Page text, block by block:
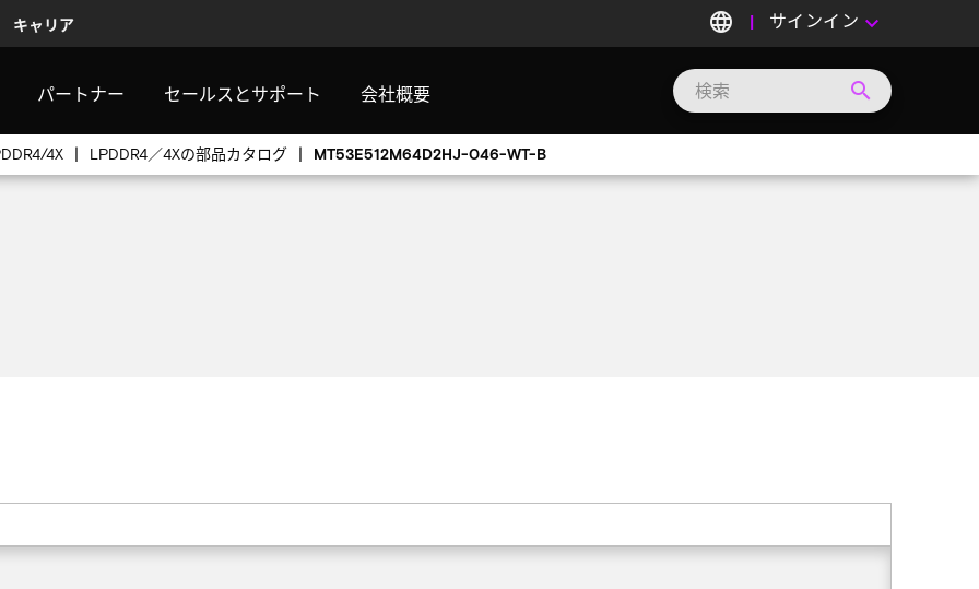
キャリア language サインイン keyboard_arrow_down
パートナー セールスとサポート 会社概要 search
4X LPDDR4／4Xの部品カタログ MT53E512M64D2HJ-046-WT-B